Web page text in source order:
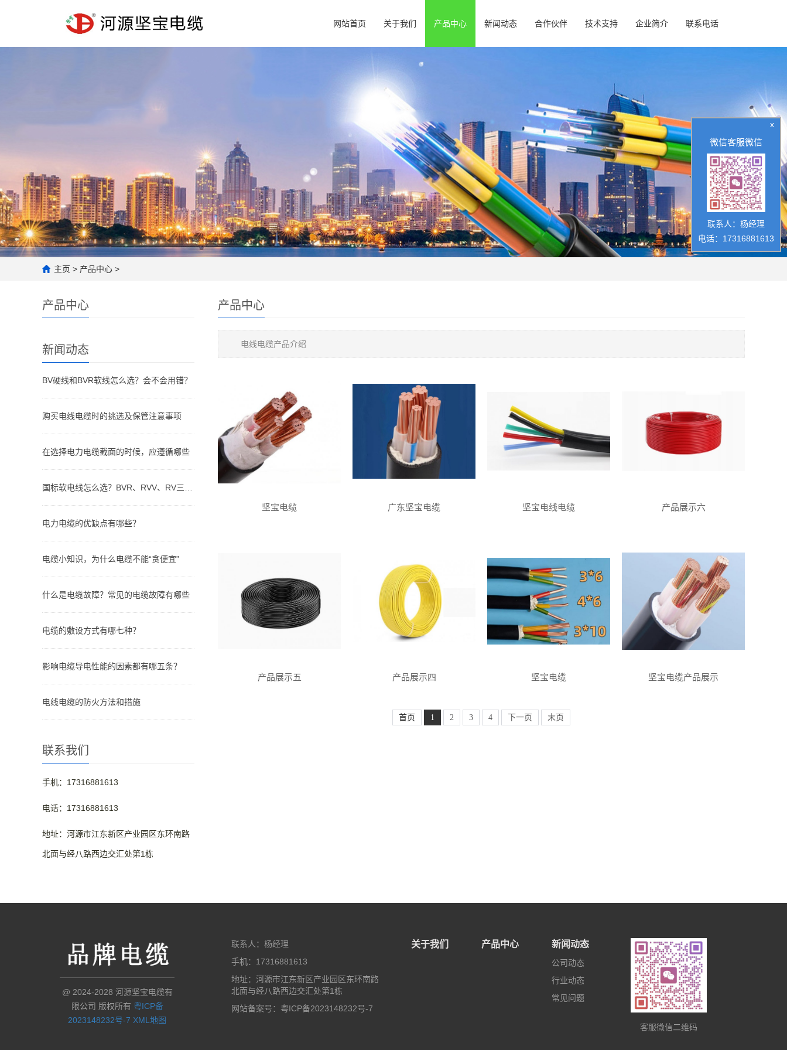
网站首页 关于我们 产品中心 新闻动态 合作伙伴 技术支持 企业简介 联系电话
主页 > 产品中心 >
产品中心
新闻动态
BV硬线和BVR软线怎么选？会不会用错？
购买电线电缆时的挑选及保管注意事项
在选择电力电缆截面的时候，应遵循哪些
电力电缆的优缺点有哪些？
电缆小知识，为什么电缆不能“贪便宜”
什么是电缆故障？常见的电缆故障有哪些
电缆的敷设方式有哪七种？
影响电缆导电性能的因素都有哪五条？
电线电缆的防火方法和措施
联系我们
手机：17316881613
电话：17316881613
地址：河源市江东新区产业园区东环南路
北面与经八路西边交汇处第1栋
产品中心
电线电缆产品介绍
坚宝电缆 广东坚宝电缆 坚宝电线电缆 产品展示六
产品展示五 产品展示四 坚宝电缆 坚宝电缆产品展示
首页 1 2 3 4 下一页 末页
@ 2024-2028 河源坚宝电缆有
限公司 版权所有 粤ICP备
2023148232号-7 XML地图
联系人：杨经理
手机：17316881613
地址：河源市江东新区产业园区东环南路
北面与经八路西边交汇处第1栋
网站备案号：粤ICP备2023148232号-7
关于我们 产品中心 新闻动态
公司动态
行业动态
常见问题
客服微信二维码
x
微信客服微信
联系人：杨经理
电话：17316881613